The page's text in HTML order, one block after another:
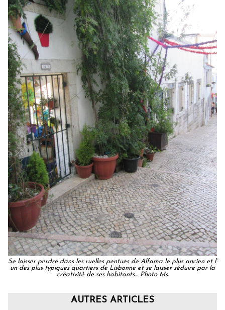
Se laisser perdre dans les ruelles pentues de Alfama le plus ancien et l’
un des plus typiques quartiers de Lisbonne et se laisser séduire par la
créativité de ses habitants… Photo Ms.
AUTRES ARTICLES